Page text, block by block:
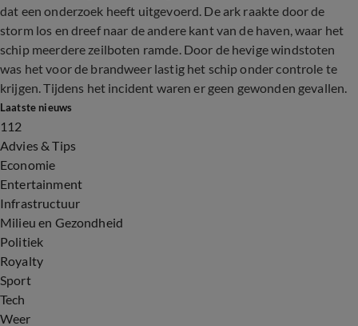
dat een onderzoek heeft uitgevoerd. De ark raakte door de
storm los en dreef naar de andere kant van de haven, waar het
schip meerdere zeilboten ramde. Door de hevige windstoten
was het voor de brandweer lastig het schip onder controle te
krijgen. Tijdens het incident waren er geen gewonden gevallen.
Laatste nieuws
112
Advies & Tips
Economie
Entertainment
Infrastructuur
Milieu en Gezondheid
Politiek
Royalty
Sport
Tech
Weer